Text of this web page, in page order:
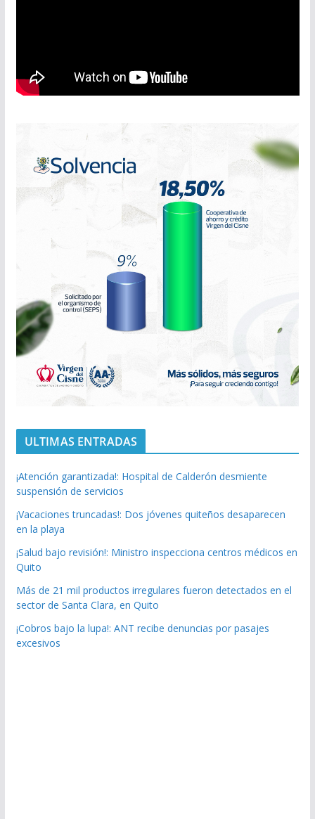
ULTIMAS ENTRADAS
¡Atención garantizada!: Hospital de Calderón desmiente
suspensión de servicios
¡Vacaciones truncadas!: Dos jóvenes quiteños desaparecen
en la playa
¡Salud bajo revisión!: Ministro inspecciona centros médicos en
Quito
Más de 21 mil productos irregulares fueron detectados en el
sector de Santa Clara, en Quito
¡Cobros bajo la lupa!: ANT recibe denuncias por pasajes
excesivos